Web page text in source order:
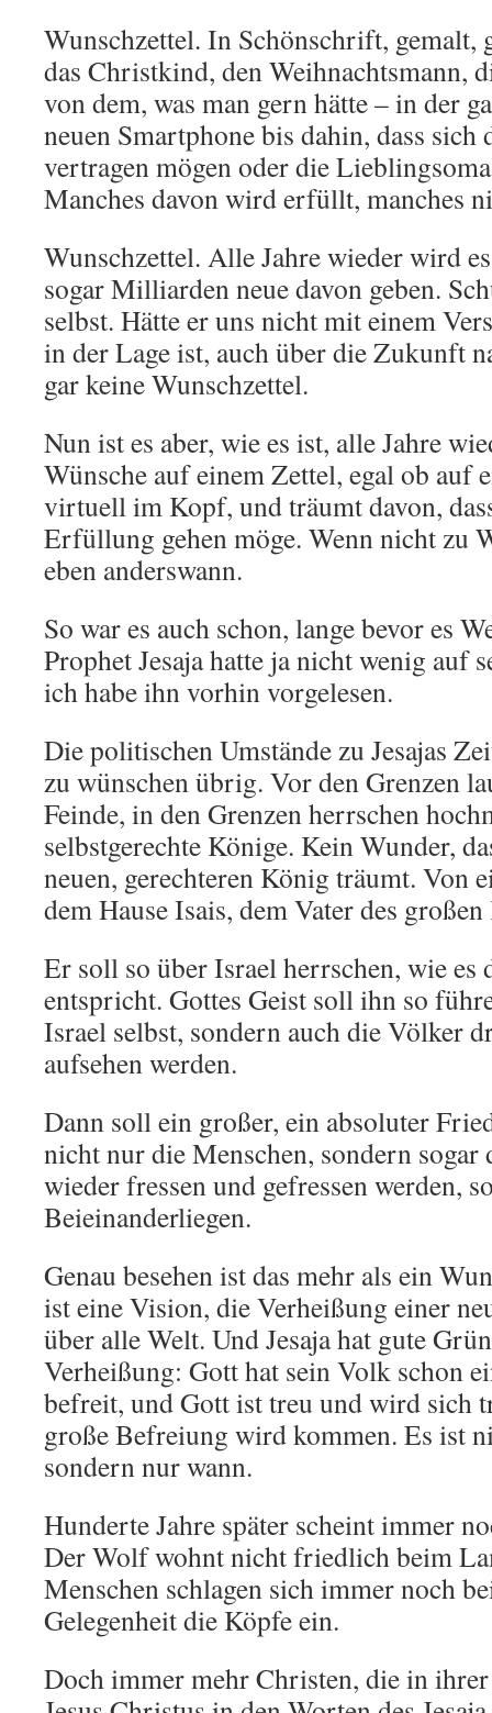
Wunschzettel. In Schönschrift, gemalt,
das Christkind, den Weihnachtsmann,
von dem, was man gern hätte – in der
neuen Smartphone bis dahin, dass
vertragen mögen oder die
Manches davon wird erfüllt, manches
Wunschzettel. Alle Jahre wieder wird
sogar Milliarden neue davon geben.
selbst. Hätte er uns nicht mit einem
in der Lage ist, auch über die Zukunft
gar keine Wunschzettel.
Nun ist es aber, wie es ist, alle Jahre
Wünsche auf einem Zettel, egal ob auf
virtuell im Kopf, und träumt davon,
Erfüllung gehen möge. Wenn nicht zu
eben anderswann.
So war es auch schon, lange bevor es
Prophet Jesaja hatte ja nicht wenig auf
ich habe ihn vorhin vorgelesen.
Die politischen Umstände zu Jesajas
zu wünschen übrig. Vor den Grenzen
Feinde, in den Grenzen herrschen
selbstgerechte Könige. Kein Wunder,
neuen, gerechteren König träumt. Von
dem Hause Isais, dem Vater des
Er soll so über Israel herrschen, wie es
entspricht. Gottes Geist soll ihn so
Israel selbst, sondern auch die Völker
aufsehen werden.
Dann soll ein großer, ein absoluter
nicht nur die Menschen, sondern sogar
wieder fressen und gefressen werden,
Beieinanderliegen.
Genau besehen ist das mehr als ein
ist eine Vision, die Verheißung einer
über alle Welt. Und Jesaja hat gute
Verheißung: Gott hat sein Volk schon
befreit, und Gott ist treu und wird sich
große Befreiung wird kommen. Es ist
sondern nur wann.
Hunderte Jahre später scheint immer
Der Wolf wohnt nicht friedlich beim
Menschen schlagen sich immer noch
Gelegenheit die Köpfe ein.
Doch immer mehr Christen, die in